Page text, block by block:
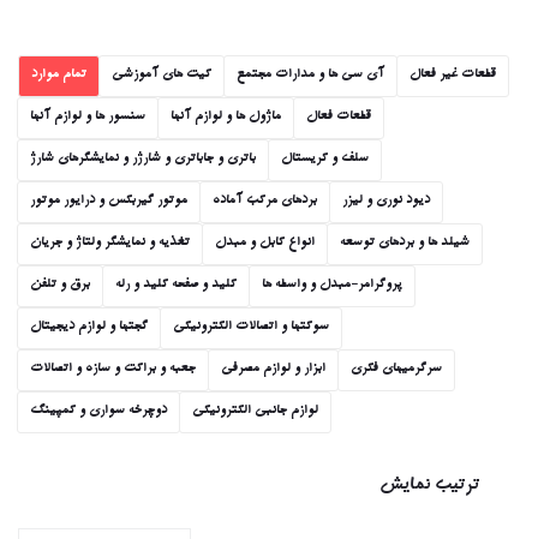
تمام موارد کیت های آموزشی آی سی ها و مدارات مجتمع قطعات غیر فعال
سنسور ها و لوازم آنها ماژول ها و لوازم آنها قطعات فعال
‫باتری و جاباتری و شارژر و نمایشگرهای شارژ سلف و کریستال
موتور گیربکس و درایور موتور بردهای مرکب آماده دیود نوری و لیزر
تغذیه و نمایشگر ولتاژ و جریان انواع کابل و مبدل شیلد ها و بردهای توسعه
برق و تلفن کلید و صفحه کلید و رله پروگرامر-مبدل و واسطه ها
گجتها و لوازم دیجیتال سوکتها و اتصالات الکترونیکی
جعبه و براکت و سازه و اتصالات ابزار و لوازم مصرفی سرگرمیهای فکری
دوچرخه سواری و کمپینگ لوازم جانبی الکترونیکی
ترتیب نمایش